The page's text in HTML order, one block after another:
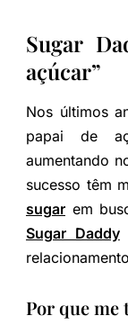
Sugar
açúcar”
Nos últimos
papai de
aumentando
sucesso têm
sugarem
Sugar Daddy
Por que me